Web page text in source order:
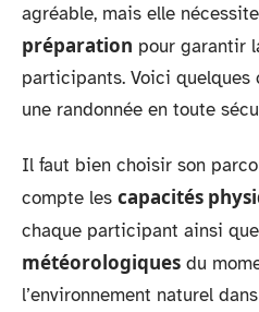
agréable, mais elle
préparation pour garantir
participants. Voici
une randonnée en toute
Il faut bien choisir son
compte les capacités
chaque participant ainsi
météorologiques du
l’environnement naturel